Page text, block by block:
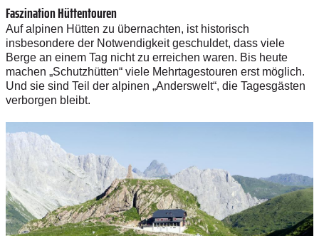
Faszination Hüttentouren
Auf alpinen Hütten zu übernachten, ist historisch
insbesondere der Notwendigkeit geschuldet, dass viele
Berge an einem Tag nicht zu erreichen waren. Bis heute
machen „Schutzhütten“ viele Mehrtagestouren erst möglich.
Und sie sind Teil der alpinen „Anderswelt“, die Tagesgästen
verborgen bleibt.